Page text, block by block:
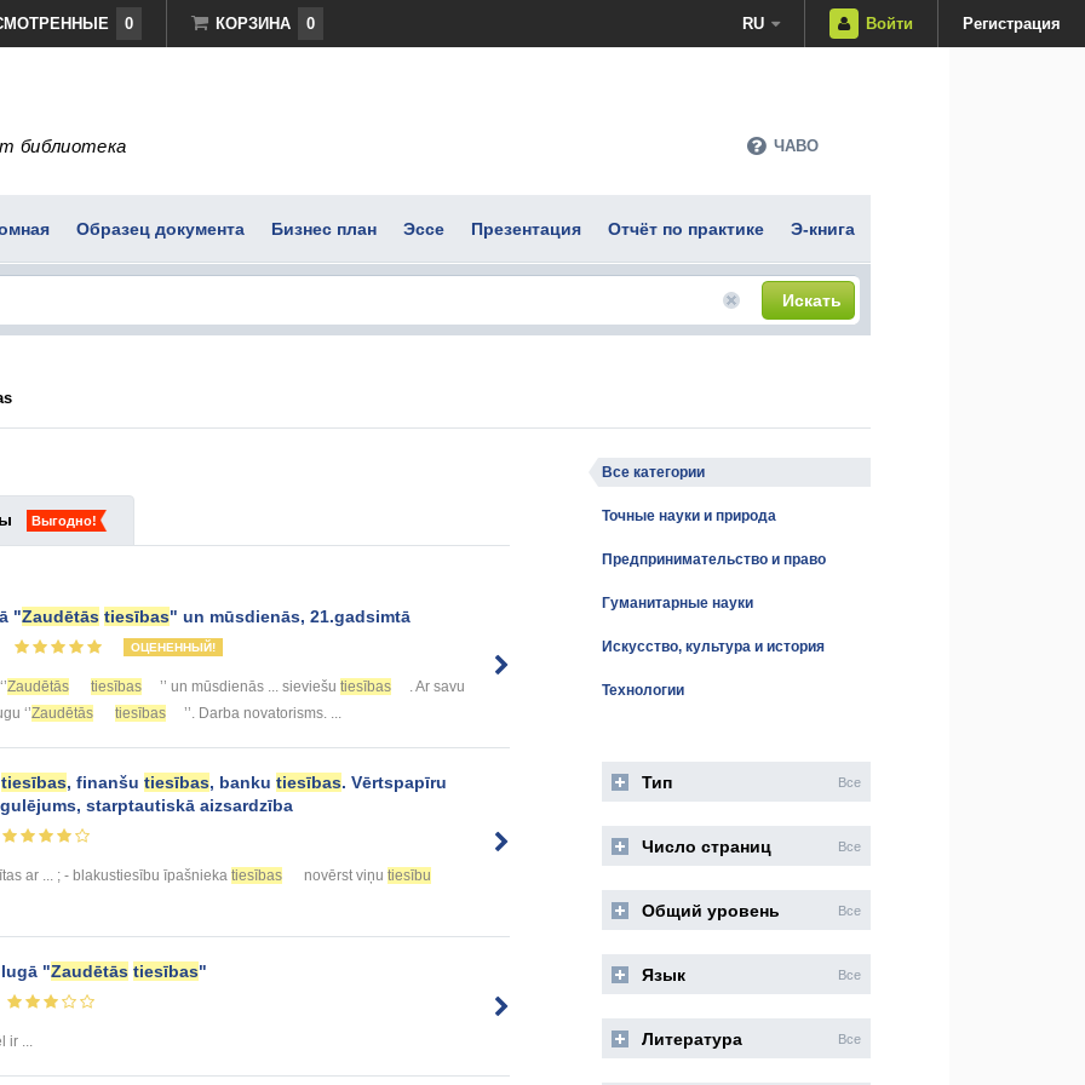
0 КОРЗИНА 0 RU Войти Регистрация
библиотека ЧАВО
Образец документа Бизнес план Эссе Презентация Отчёт по практике Э-книга
Искать
Выгодно!
"Zaudētās tiesības" un mūsdienās, 21.gadsimtā
ОЦЕНЕННЫЙ!
Zaudētās tiesības ’’ un mūsdienās ... sieviešu tiesības
. Ar savu
‘’Zaudētās tiesības ’’. Darba novatorisms. ...
tiesības, finanšu tiesības, banku tiesības. Vērtspapīru
starptautiskā aizsardzība
ar ... ; - blakustiesību īpašnieka tiesības novērst viņu tiesību
"Zaudētās tiesības"
ir ...
Все категории
Точные науки и природа
Предпринимательство и право
Гуманитарные науки
Искусство, культура и история
Технологии
Тип Все
Число страниц Все
Общий уровень Все
Язык Все
Литература Все